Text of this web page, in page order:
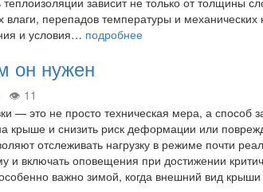
перепадов температуры и механических
и условия… подробнее
он нужен
11
— это не просто техническая мера, а способ
крыше и снизить риск деформации или
отслеживать нагрузку в режиме почти
и включать оповещения при достижении
важно зимой, когда внешний вид